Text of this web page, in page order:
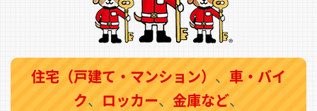
住宅（戸建て・マンション） 、 車・バイ
ク、 ロッカー、 金庫など、